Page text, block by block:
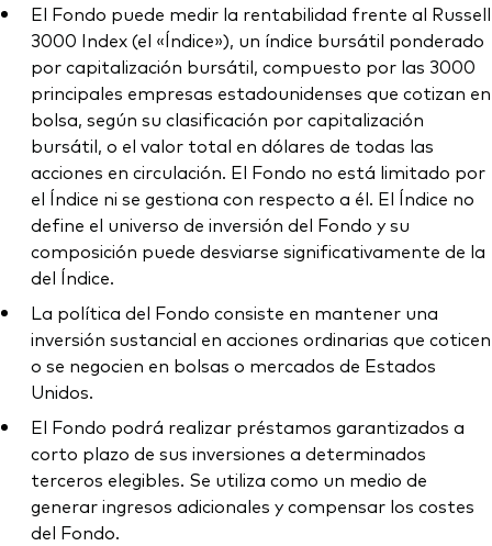
El Fondo puede medir la rentabilidad frente al Russell
3000 Index (el «Índice»), un índice bursátil ponderado
por capitalización bursátil, compuesto por las 3000
principales empresas estadounidenses que cotizan en
bolsa, según su clasificación por capitalización
bursátil, o el valor total en dólares de todas las
acciones en circulación. El Fondo no está limitado por
el Índice ni se gestiona con respecto a él. El Índice no
define el universo de inversión del Fondo y su
composición puede desviarse significativamente de la
del Índice.
La política del Fondo consiste en mantener una
inversión sustancial en acciones ordinarias que coticen
o se negocien en bolsas o mercados de Estados
Unidos.
El Fondo podrá realizar préstamos garantizados a
corto plazo de sus inversiones a determinados
terceros elegibles. Se utiliza como un medio de
generar ingresos adicionales y compensar los costes
del Fondo.